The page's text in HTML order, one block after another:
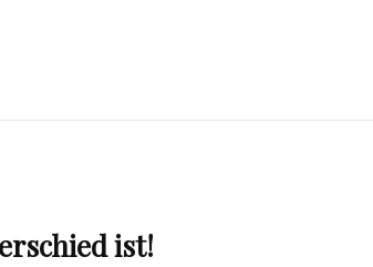
ist!